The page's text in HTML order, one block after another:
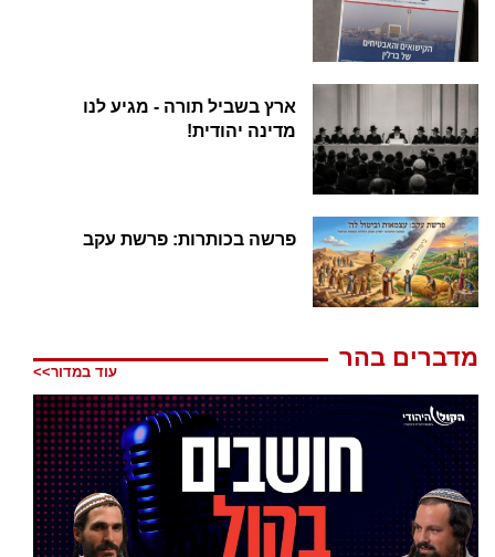
ארץ בשביל תורה - מגיע לנו
מדינה יהודית!
פרשה בכותרות: פרשת עקב
מדברים בהר
עוד במדור>>